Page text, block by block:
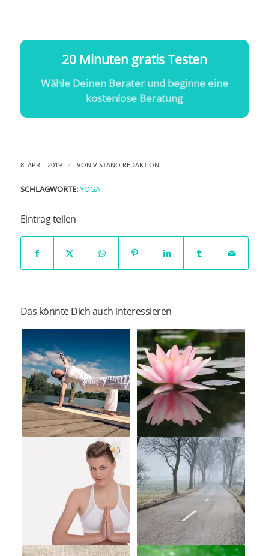
20 Minuten gratis Testen
Wähle Deinen Berater und beginne eine
kostenlose Beratung
8. APRIL 2019 / VON VISTANO REDAKTION
SCHLAGWORTE: YOGA
Eintrag teilen
Das könnte Dich auch interessieren